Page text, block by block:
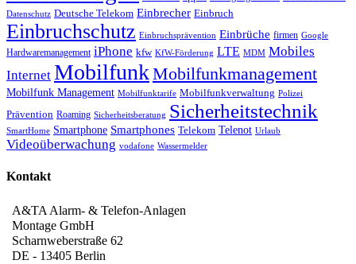
Datenschutz Deutsche Telekom Einbrecher Einbruch
Einbruchschutz Einbruchsprävention Einbrüche firmen Google
Hardwaremanagement iPhone kfw KfW-Förderung LTE MDM Mobiles
Internet MobilfunkMobilfunkmanagement
Mobilfunk Management Mobilfunktarife Mobilfunkverwaltung Polizei
Prävention Roaming Sicherheitsberatung Sicherheitstechnik
SmartHome Smartphone Smartphones Telekom Telenot Urlaub
Videoüberwachung vodafone Wassermelder
Kontakt
A&TA Alarm- & Telefon-Anlagen
Montage GmbH
Scharnweberstraße 62
DE - 13405 Berlin